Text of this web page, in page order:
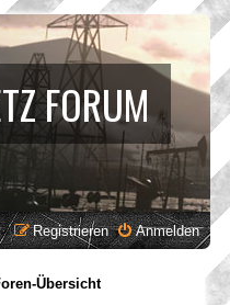
FORUM
Anmelden
Registrieren
Übersicht